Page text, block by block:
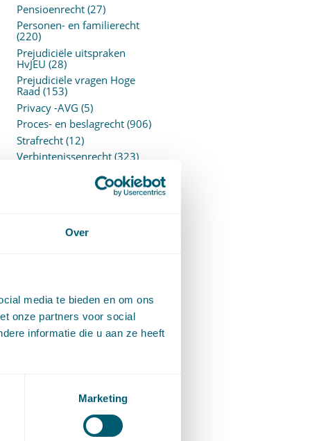
Over
media te bieden en om ons
onze partners voor social
informatie die u aan ze heeft
Marketing
Pensioenrecht(27)
Personen- en familierecht
(220)
Prejudiciële uitspraken
HvJEU (28)
Prejudiciële vragen Hoge
Raad (153)
Privacy -AVG (5)
Proces- en beslagrecht(906)
Strafrecht(12)
Verbintenissenrecht(323)
Vermogensrecht algemeen
Wetgeving
ARCHIEF